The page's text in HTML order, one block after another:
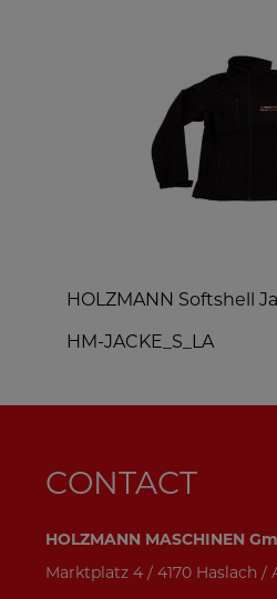
HOLZMANN Softshell
HM-JACKE_S_LA
CONTACT
HOLZMANN MASCHINEN
Marktplatz 4 / 4170 Haslach /